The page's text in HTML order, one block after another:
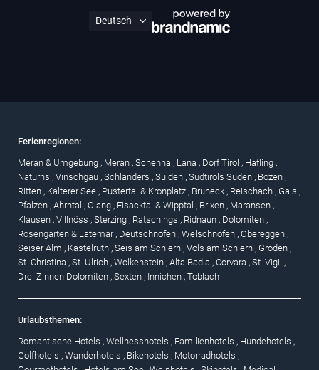
Ferienregionen:
Meran & Umgebung , Meran , Schenna , Lana , Dorf Tirol , Hafling ,
Naturns , Vinschgau , Schlanders , Sulden , Südtirols Süden , Bozen ,
Ritten , Kalterer See , Pustertal & Kronplatz , Bruneck , Reischach , Gais ,
Pfalzen , Ahrntal , Olang , Eisacktal & Wipptal , Brixen , Maransen ,
Klausen , Villnöss , Sterzing , Ratschings , Ridnaun , Dolomiten ,
Rosengarten & Latemar , Deutschnofen , Welschnofen , Obereggen ,
Seiser Alm , Kastelruth , Seis am Schlern , Völs am Schlern , Gröden ,
St. Christina , St. Ulrich , Wolkenstein , Alta Badia , Corvara , St. Vigil ,
Drei Zinnen Dolomiten , Sexten , Innichen , Toblach
Urlaubsthemen:
Romantische Hotels , Wellnesshotels , Familienhotels , Hundehotels ,
Golfhotels , Wanderhotels , Bikehotels , Motorradhotels ,